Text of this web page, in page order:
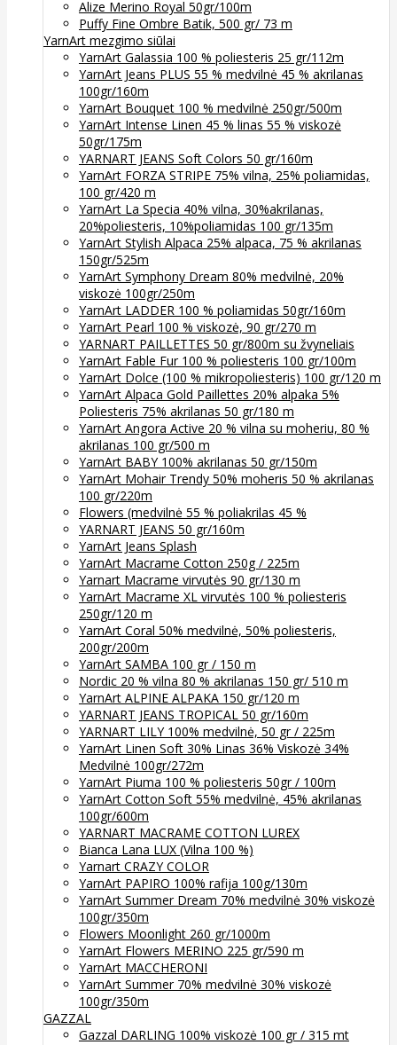
Alize Merino Royal 50gr/100m
Puffy Fine Ombre Batik, 500 gr/ 73 m
YarnArt mezgimo siūlai
YarnArt Galassia 100 % poliesteris 25 gr/112m
YarnArt Jeans PLUS 55 % medvilnė 45 % akrilanas
100gr/160m
YarnArt Bouquet 100 % medvilnė 250gr/500m
YarnArt Intense Linen 45 % linas 55 % viskozė
50gr/175m
YARNART JEANS Soft Colors 50 gr/160m
YarnArt FORZA STRIPE 75% vilna, 25% poliamidas,
100 gr/420 m
YarnArt La Specia 40% vilna, 30%akrilanas,
20%poliesteris, 10%poliamidas 100 gr/135m
YarnArt Stylish Alpaca 25% alpaca, 75 % akrilanas
150gr/525m
YarnArt Symphony Dream 80% medvilnė, 20%
viskozė 100gr/250m
YarnArt LADDER 100 % poliamidas 50gr/160m
YarnArt Pearl 100 % viskozė, 90 gr/270 m
YARNART PAILLETTES 50 gr/800m su žvyneliais
YarnArt Fable Fur 100 % poliesteris 100 gr/100m
YarnArt Dolce (100 % mikropoliesteris) 100 gr/120 m
YarnArt Alpaca Gold Paillettes 20% alpaka 5%
Poliesteris 75% akrilanas 50 gr/180 m
YarnArt Angora Active 20 % vilna su moheriu, 80 %
akrilanas 100 gr/500 m
YarnArt BABY 100% akrilanas 50 gr/150m
YarnArt Mohair Trendy 50% moheris 50 % akrilanas
100 gr/220m
Flowers (medvilnė 55 % poliakrilas 45 %
YARNART JEANS 50 gr/160m
YarnArt Jeans Splash
YarnArt Macrame Cotton 250g / 225m
Yarnart Macrame virvutės 90 gr/130 m
YarnArt Macrame XL virvutės 100 % poliesteris
250gr/120 m
YarnArt Coral 50% medvilnė, 50% poliesteris,
200gr/200m
YarnArt SAMBA 100 gr / 150 m
Nordic 20 % vilna 80 % akrilanas 150 gr/ 510 m
YarnArt ALPINE ALPAKA 150 gr/120 m
YARNART JEANS TROPICAL 50 gr/160m
YARNART LILY 100% medvilnė, 50 gr / 225m
YarnArt Linen Soft 30% Linas 36% Viskozė 34%
Medvilnė 100gr/272m
YarnArt Piuma 100 % poliesteris 50gr / 100m
YarnArt Cotton Soft 55% medvilnė, 45% akrilanas
100gr/600m
YARNART MACRAME COTTON LUREX
Bianca Lana LUX (Vilna 100 %)
Yarnart CRAZY COLOR
YarnArt PAPIRO 100% rafija 100g/130m
YarnArt Summer Dream 70% medvilnė 30% viskozė
100gr/350m
Flowers Moonlight 260 gr/1000m
YarnArt Flowers MERINO 225 gr/590 m
YarnArt MACCHERONI
YarnArt Summer 70% medvilnė 30% viskozė
100gr/350m
GAZZAL
Gazzal DARLING 100% viskozė 100 gr / 315 mt